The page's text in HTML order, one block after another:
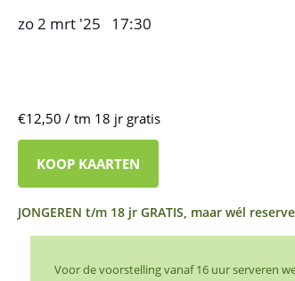
zo 2 mrt '25 17:30
€12,50 / tm 18 jr gratis
KOOP KAARTEN
JONGEREN t/m 18 jr GRATIS, maar wél
Voor de voorstelling vanaf 16 uur serveren